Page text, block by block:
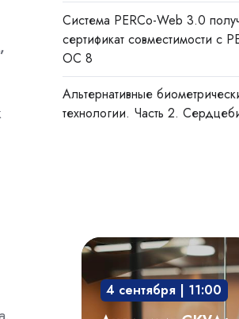
Система PERCo-Web 3.0
сертификат совместимости с
ОС 8
Альтернативные
технологии. Часть 2.
Академия
СКУД:
мобильный
доступ,
4 сентября | 11:00